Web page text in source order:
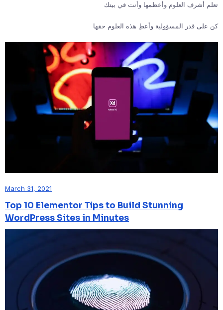
تعلم أشرف العلوم وأعظمها وأنت في بيتك
كن على قدر المسؤولية وأعطِ هذه العلوم حقها
March 31, 2021
Top 10 Elementor Tips to Build Stunning
WordPress Sites in Minutes